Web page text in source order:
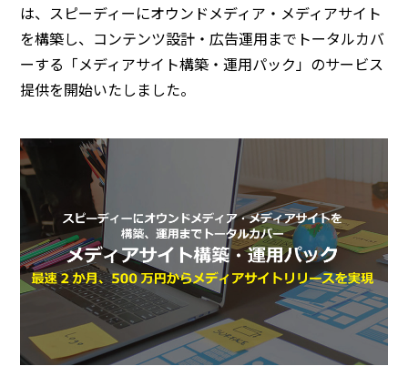
は、スピーディーにオウンドメディア・メディアサイト
を構築し、コンテンツ設計・広告運用までトータルカバ
ーする「メディアサイト構築・運用パック」のサービス
提供を開始いたしました。